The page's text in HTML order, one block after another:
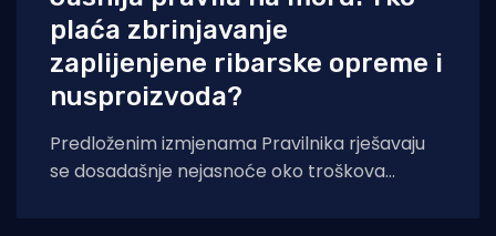
plaća zbrinjavanje
zaplijenjene ribarske opreme i
nusproizvoda?
Predloženim izmjenama Pravilnika rješavaju
se dosadašnje nejasnoće oko troškova